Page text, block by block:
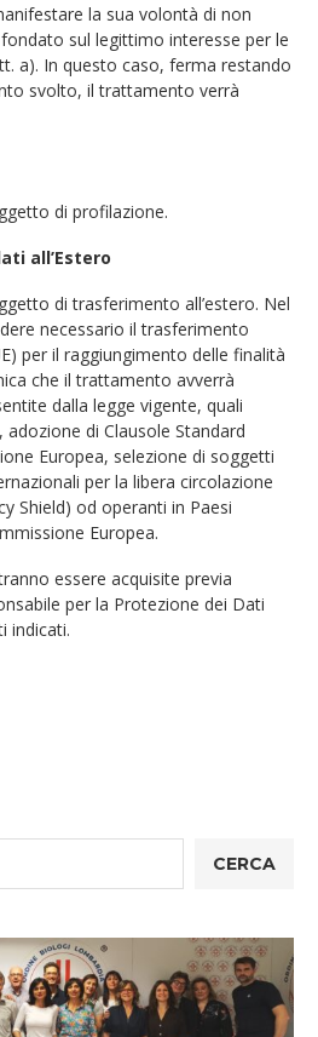
la sua volontà di non
sul legittimo interesse per le
a). In questo caso, ferma restando
svolto, il trattamento verrà
di profilazione.
all’Estero
di trasferimento all’estero. Nel
necessario il trasferimento
per il raggiungimento delle finalità
che il trattamento avverrà
dalla legge vigente, quali
adozione di Clausole Standard
Europea, selezione di soggetti
per la libera circolazione
Shield) od operanti in Paesi
Europea.
essere acquisite previa
per la Protezione dei Dati
indicati.
CERCA